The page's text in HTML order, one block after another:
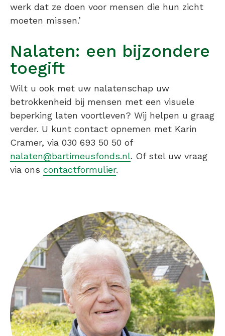
werk dat ze doen voor mensen die hun zicht
moeten missen.’
Nalaten: een bijzondere
toegift
Wilt u ook met uw nalatenschap uw
betrokkenheid bij mensen met een visuele
beperking laten voortleven? Wij helpen u graag
verder. U kunt contact opnemen met Karin
Cramer, via 030 693 50 50 of
nalaten@bartimeusfonds.nl. Of stel uw vraag
via ons contactformulier.